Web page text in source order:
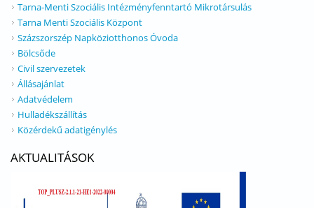
Tarna-Menti Szociális Intézményfenntartó Mikrotársulás
Tarna Menti Szociális Központ
Százszorszép Napköziotthonos Óvoda
Bölcsőde
Civil szervezetek
Állásajánlat
Adatvédelem
Hulladékszállítás
Közérdekű adatigénylés
AKTUALITÁSOK